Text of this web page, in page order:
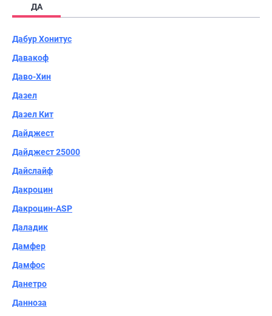
ДА
Дабур Хонитус
Давакоф
Даво-Хин
Дазел
Дазел Кит
Дайджест
Дайджест 25000
Дайслайф
Дакроцин
Дакроцин-ASP
Даладик
Дамфер
Дамфос
Данетро
Данноза